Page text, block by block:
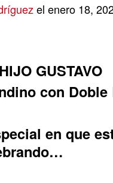
el enero 18,
GUSTAVO
con Doble
en que